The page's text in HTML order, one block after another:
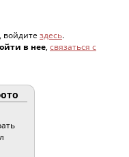
войдите здесь.
в нее, связаться с